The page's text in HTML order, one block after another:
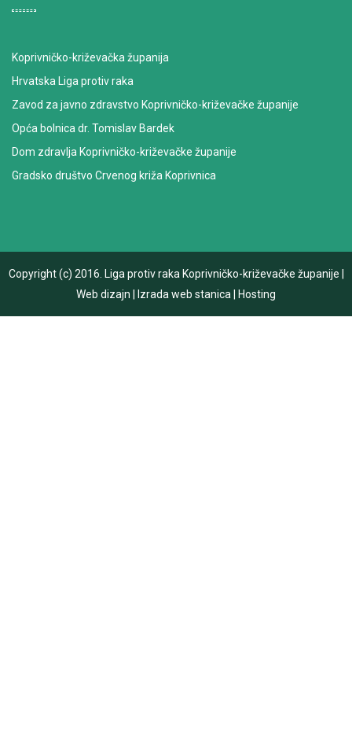
Koprivničko-križevačka županija
Hrvatska Liga protiv raka
Zavod za javno zdravstvo Koprivničko-križevačke županije
Opća bolnica dr. Tomislav Bardek
Dom zdravlja Koprivničko-križevačke županije
Gradsko društvo Crvenog križa Koprivnica
Copyright (c) 2016. Liga protiv raka Koprivničko-križevačke županije
Web dizajn
Izrada web stanica Hosting